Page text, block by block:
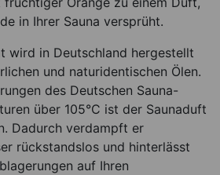
in Ihrer Sauna versprüht.
wird in Deutschland hergestellt
und naturidentischen Ölen.
des Deutschen Sauna-
über 105°C ist der Saunaduft
Dadurch verdampft er
rückstandslos und hinterlässt
auf Ihren